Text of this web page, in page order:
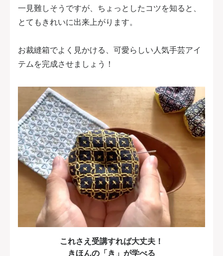
一見難しそうですが、ちょっとしたコツを知ると、
とてもきれいに出来上がります。
お裁縫箱でよく見かける、可愛らしい人気手芸アイ
テムを完成させましょう！
これさえ受講すれば大丈夫！
きほんの「き」が学べる